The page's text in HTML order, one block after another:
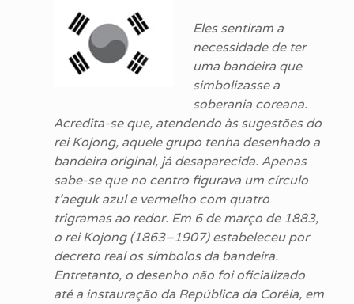
Eles sentiram a
necessidade de ter
uma bandeira que
simbolizasse a
soberania coreana.
Acredita-se que, atendendo às sugestões do
rei Kojong, aquele grupo tenha desenhado a
bandeira original, já desaparecida. Apenas
sabe-se que no centro figurava um círculo
t’aeguk azul e vermelho com quatro
trigramas ao redor. Em 6 de março de 1883,
o rei Kojong (1863–1907) estabeleceu por
decreto real os símbolos da bandeira.
Entretanto, o desenho não foi oficializado
até a instauração da República da Coréia, em